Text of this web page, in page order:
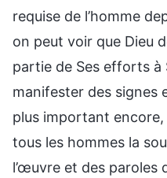
requise de l’homme
on peut voir que Dieu
partie de Ses efforts à
manifester des signes
plus important encore,
tous les hommes la
l’œuvre et des paroles